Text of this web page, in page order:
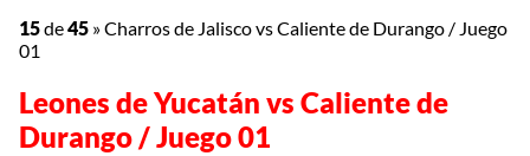
15de45 »Charros de Jalisco vs Caliente de Durango / Juego
01
Leones de Yucatán vs Caliente de
Durango / Juego 01